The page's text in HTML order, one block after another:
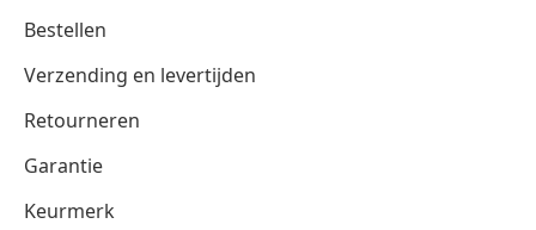
Bestellen
Verzending en levertijden
Retourneren
Garantie
Keurmerk